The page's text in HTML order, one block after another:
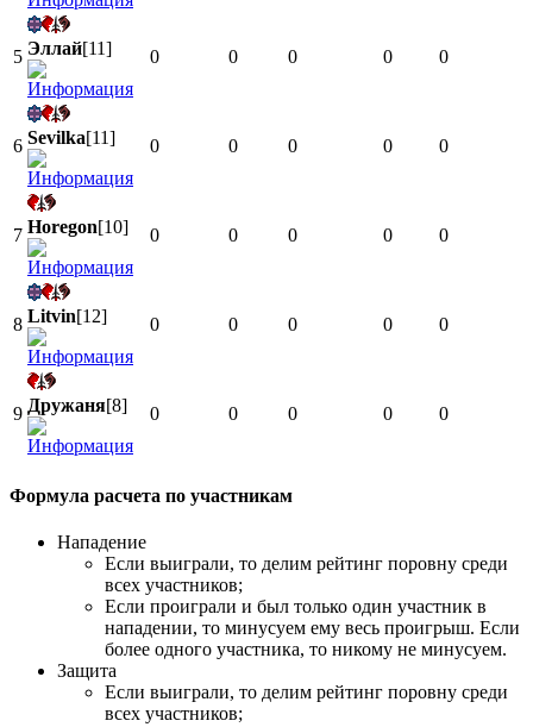
5 Эллай[11] 0 0 0 0 0
6 Sevilka[11] 0 0 0 0 0
7 Horegon[10] 0 0 0 0 0
8 Litvin[12] 0 0 0 0 0
9 Дружаня[8] 0 0 0 0 0
Формула расчета по участникам
Нападение
Если выиграли, то делим рейтинг поровну среди
всех участников;
Если проиграли и был только один участник в
нападении, то минусуем ему весь проигрыш. Если
более одного участника, то никому не минусуем.
Защита
Если выиграли, то делим рейтинг поровну среди
всех участников;